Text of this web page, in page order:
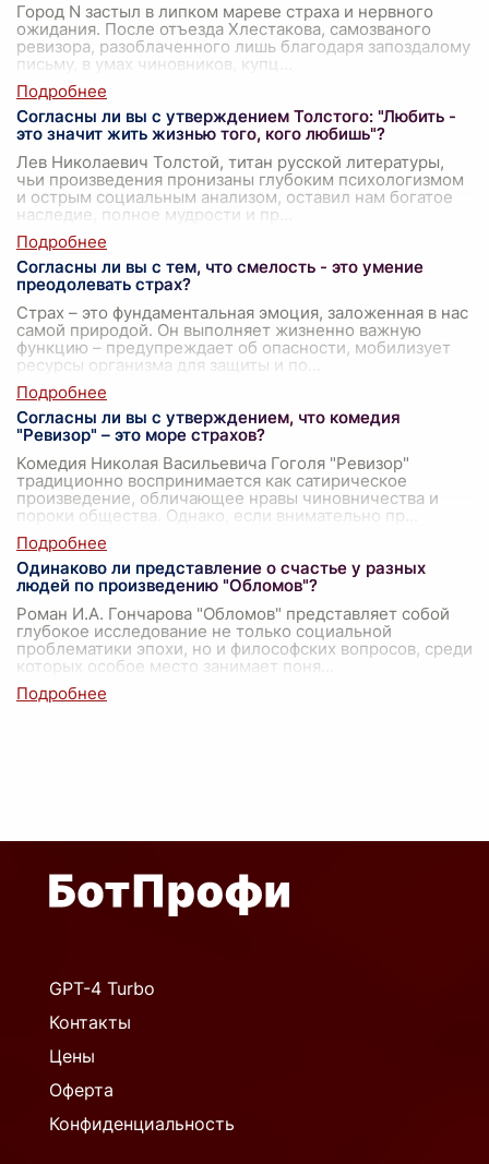
Город N застыл в липком мареве страха и нервного
ожидания. После отъезда Хлестакова, самозваного
ревизора, разоблаченного лишь благодаря запоздалому
письму, в умах чиновников, купц
Согласны ли вы с утверждением Толстого: "Любить -
это значит жить жизнью того, кого любишь"?
Лев Николаевич Толстой, титан русской литературы,
чьи произведения пронизаны глубоким психологизмом
и острым социальным анализом, оставил нам богатое
наследие, полное мудрости и пр
Согласны ли вы с тем, что смелость - это умение
преодолевать страх?
Страх – это фундаментальная эмоция, заложенная в нас
самой природой. Он выполняет жизненно важную
функцию – предупреждает об опасности, мобилизует
ресурсы организма для защиты и по
Согласны ли вы с утверждением, что комедия
"Ревизор" – это море страхов?
Комедия Николая Васильевича Гоголя "Ревизор"
традиционно воспринимается как сатирическое
произведение, обличающее нравы чиновничества и
пороки общества. Однако, если внимательно пр
Одинаково ли представление о счастье у разных
людей по произведению "Обломов"?
Роман И.А. Гончарова "Обломов" представляет собой
глубокое исследование не только социальной
проблематики эпохи, но и философских вопросов, среди
которых особое место занимает поня
GPT-4 Turbo
Контакты
Цены
Оферта
Конфиденциальность